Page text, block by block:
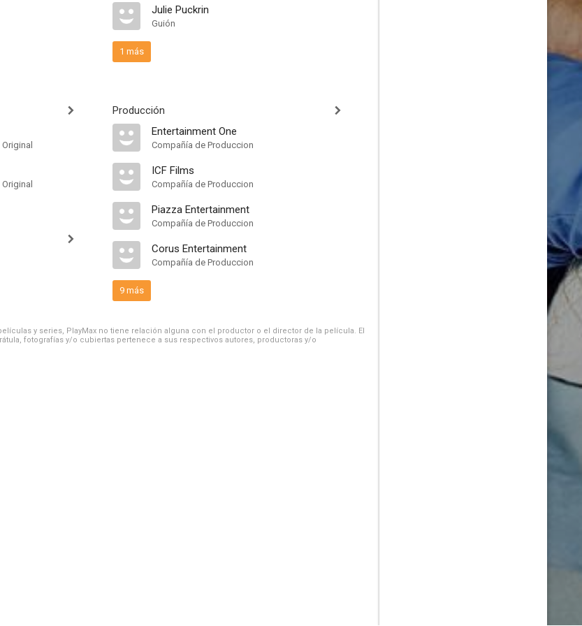
Julie Puckrin
Guión
1 más
Producción
Entertainment One
Compañía de Produccion
ICF Films
Compañía de Produccion
Piazza Entertainment
Compañía de Produccion
Corus Entertainment
Compañía de Produccion
9 más
y series, PlayMax no tiene relación alguna con el productor o el director de la película. El
fotografías y/o cubiertas pertenece a sus respectivos autores, productoras y/o